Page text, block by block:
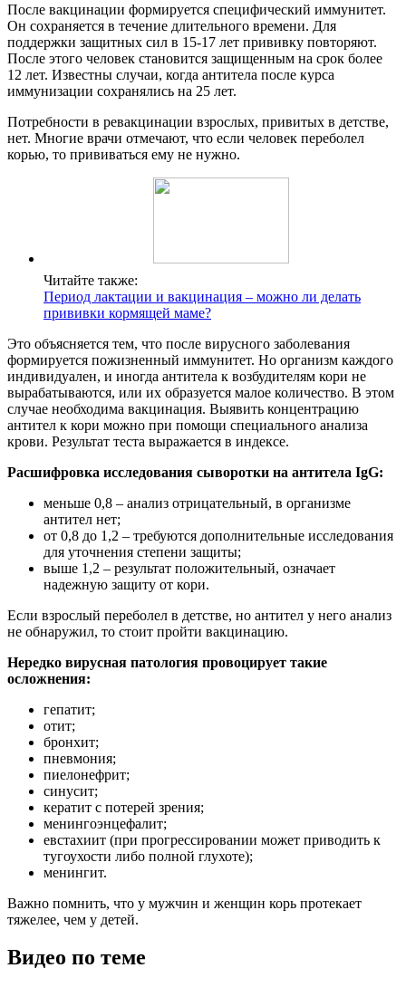
После вакцинации формируется специфический иммунитет.
Он сохраняется в течение длительного времени. Для
поддержки защитных сил в 15-17 лет прививку повторяют.
После этого человек становится защищенным на срок более
12 лет. Известны случаи, когда антитела после курса
иммунизации сохранялись на 25 лет.
Потребности в ревакцинации взрослых, привитых в детстве,
нет. Многие врачи отмечают, что если человек переболел
корью, то прививаться ему не нужно.
Читайте также:
Период лактации и вакцинация – можно ли делать
прививки кормящей маме?
Это объясняется тем, что после вирусного заболевания
формируется пожизненный иммунитет. Но организм каждого
индивидуален, и иногда антитела к возбудителям кори не
вырабатываются, или их образуется малое количество. В этом
случае необходима вакцинация. Выявить концентрацию
антител к кори можно при помощи специального анализа
крови. Результат теста выражается в индексе.
Расшифровка исследования сыворотки на антитела IgG:
меньше 0,8 – анализ отрицательный, в организме
антител нет;
от 0,8 до 1,2 – требуются дополнительные исследования
для уточнения степени защиты;
выше 1,2 – результат положительный, означает
надежную защиту от кори.
Если взрослый переболел в детстве, но антител у него анализ
не обнаружил, то стоит пройти вакцинацию.
Нередко вирусная патология провоцирует такие
осложнения:
гепатит;
отит;
бронхит;
пневмония;
пиелонефрит;
синусит;
кератит с потерей зрения;
менингоэнцефалит;
евстахиит (при прогрессировании может приводить к
тугоухости либо полной глухоте);
менингит.
Важно помнить, что у мужчин и женщин корь протекает
тяжелее, чем у детей.
Видео по теме